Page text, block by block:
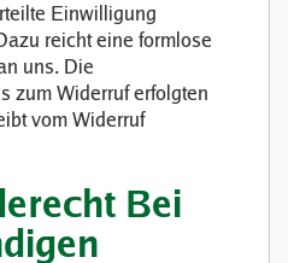
Einwilligung
reicht eine formlose
uns. Die
zum Widerruf erfolgten
vom Widerruf
Bei